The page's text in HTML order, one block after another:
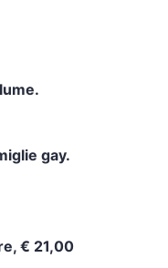
.
gay.
€ 21,00